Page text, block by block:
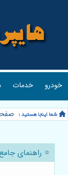
خودرو خدمات
⭐️ راهنمای